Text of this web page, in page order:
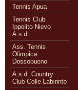
Tennis Apua
Tennis Club
Ippolito Nievo
A.s.d.
Ass. Tennis
Olimpica
Dossobuono
A.s.d. Country
Club Colle Labirinto